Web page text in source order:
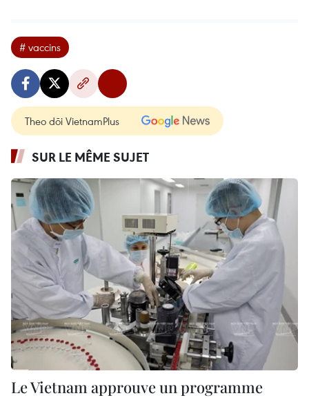
# vaccins
Theo dõi VietnamPlus
SUR LE MÊME SUJET
Le Vietnam approuve un programme